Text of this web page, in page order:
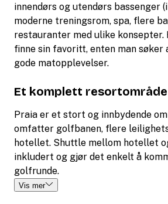
innendørs og utendørs bassenger
moderne treningsrom, spa, flere
restauranter med ulike
finne sin favoritt, enten man søker
gode matopplevelser.
Et komplett resortområde
Praia er et stort og innbydende
omfatter golfbanen, flere
hotellet. Shuttle mellom hotellet
inkludert og gjør det enkelt å
golfrunde.
Vis mer